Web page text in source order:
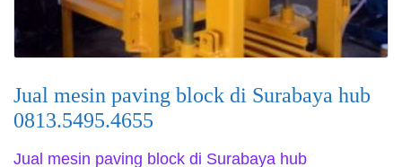
Jual mesin paving block di Surabaya hub
0813.5495.4655
Jual mesin paving block di Surabaya hub